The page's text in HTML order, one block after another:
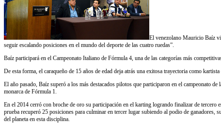
El venezolano Mauricio Baíz
seguir escalando posiciones en el mundo del deporte de las cuatro ruedas”.
Baíz participará en el Campeonato Italiano de Fórmula 4, una de las categorías más
De esta forma, el caraqueño de 15 años de edad deja atrás una exitosa trayectoria como
El año pasado, Baíz superó a los más destacados pilotos que participaron en el campeonato
monarca de Fórmula 1.
En el 2014 cerró con broche de oro su participación en el karting logrando finalizar de
prueba recuperó 25 posiciones para culminar en tercer lugar subiendo al podio de
del planeta en esta disciplina.